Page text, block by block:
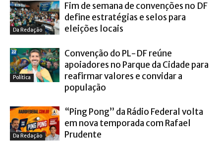
Da Redação
Fim de semana de convenções no DF
define estratégias e selos para
eleições locais
Política
Convenção do PL-DF reúne
apoiadores no Parque da Cidade para
reafirmar valores e convidar a
população
Da Redação
“Ping Pong” da Rádio Federal volta
em nova temporada com Rafael
Prudente